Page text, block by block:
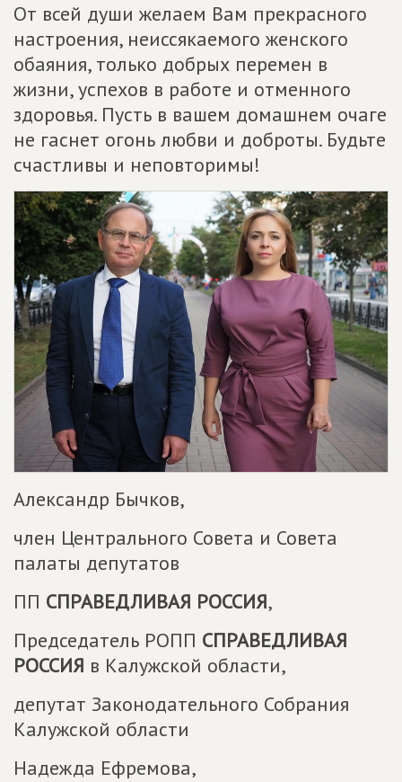
От всей души желаем Вам прекрасного
настроения, неиссякаемого женского
обаяния, только добрых перемен в
жизни, успехов в работе и отменного
здоровья. Пусть в вашем домашнем очаге
не гаснет огонь любви и доброты. Будьте
счастливы и неповторимы!
Александр Бычков,
член Центрального Совета и Совета
палаты депутатов
ПП СПРАВЕДЛИВАЯ РОССИЯ,
Председатель РОПП СПРАВЕДЛИВАЯ
РОССИЯ в Калужской области,
депутат Законодательного Собрания
Калужской области
Надежда Ефремова,